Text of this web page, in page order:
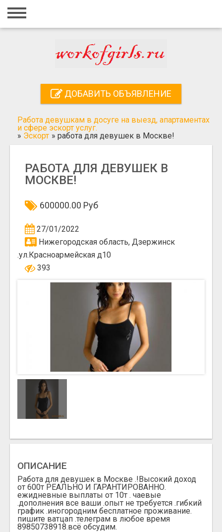
Главная
Регистрация
Добавить объявление
Поиск
ДОБАВИТЬ ОБЪЯВЛЕНИЕ
Работа девушкам в досуге на выезд, апартаментах
и сфере эскорт услуг.
» Эскорт » работа для девушек в Москве!
РАБОТА ДЛЯ ДЕВУШЕК В
МОСКВЕ!
600000.00 Руб
27/01/2022
Нижегородская область, Дзержинск
.ул.Красноармейская д10
393
ОПИСАНИЕ
Работа для девушек в Москве .!Высокий доход
от 600т РЕАЛЬНО И ГАРАНТИРОВАННО.
ежидневные выплаты от 10т . чаевые
.дополнения все ваши .опыт не требуется .гибкий
график .иногородним бесплатное проживание.
пишите ватцап .телеграм в любое время
89850738918.всё обсудим.